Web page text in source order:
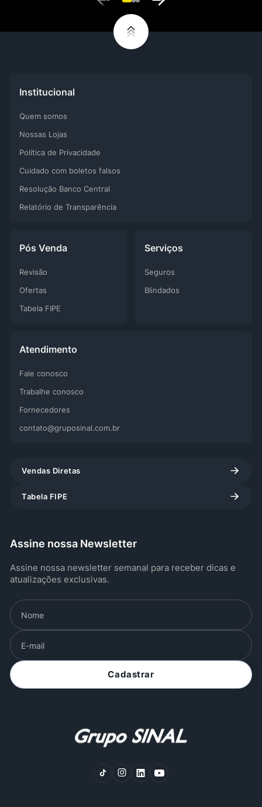
Institucional
Quem somos
Nossas Lojas
Política de Privacidade
Cuidado com boletos falsos
Resolução Banco Central
Relatório de Transparência
Atendimento
Fale conosco
Trabalhe conosco
Fornecedores
contato@gruposinal.com.br
Serviços
Seguros
Blindados
Pós Venda
Revisão
Ofertas
Tabela FIPE
Vendas Diretas
Tabela FIPE
Assine nossa Newsletter
Assine nossa newsletter semanal para receber dicas e
atualizações exclusivas.
Cadastrar